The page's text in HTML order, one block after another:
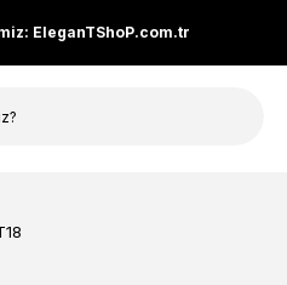
EleganTShoP.com.tr